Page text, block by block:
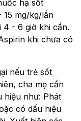
hạ sốt
15 mg/kg/lần
4 - 6 giờ khi cần.
khi chưa có
nếu trẻ sốt
cha mẹ cần
hiệu như: Phát
có dấu hiệu